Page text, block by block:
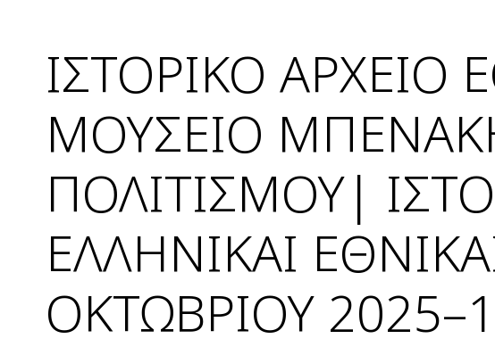
ΙΣΤΟΡΙΚΟ ΑΡΧΕΙΟ
ΜΟΥΣΕΙΟ
ΠΟΛΙΤΙΣΜΟΥ|
ΕΛΛΗΝΙΚΑΙ
ΟΚΤΩΒΡΙΟΥ